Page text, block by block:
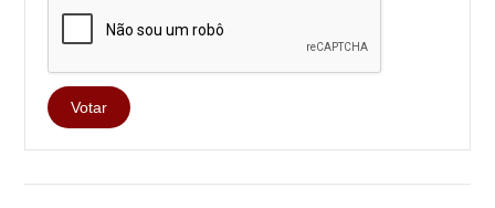
Votar